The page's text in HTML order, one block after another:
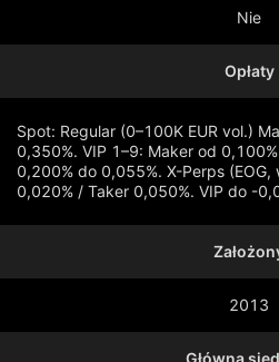
Nie
Opłaty
Spot: Regular (0–100K EUR vol.)
0,350%. VIP 1–9: Maker od
0,200% do 0,055%. X-Perps
0,020% / Taker 0,050%. VIP do -
Pokaż więcej
2013
Główna